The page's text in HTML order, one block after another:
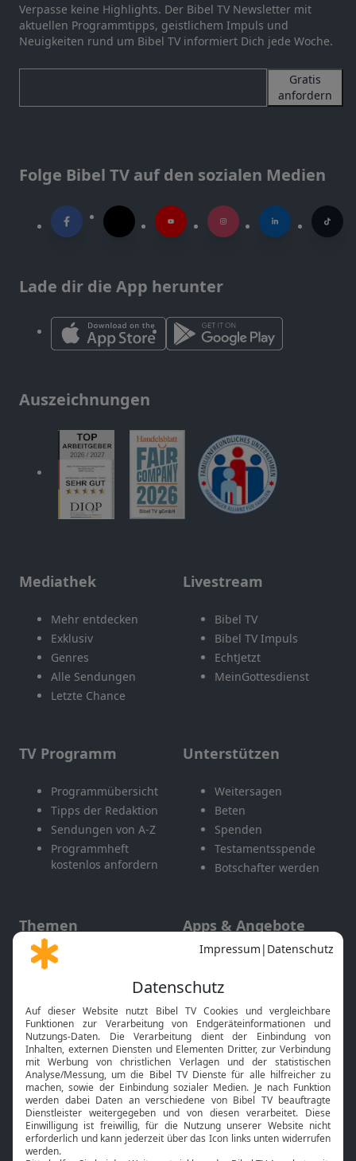
Verpasse keine Highlights. Der Bibel TV Newsletter mit
aktuellen Programmtipps, geistlichem Impuls und
Neuigkeiten rund um Bibel TV informiert Dich jede Woche.
Gratis
anfordern
Folge Bibel TV auf den sozialen Medien
Lade dir die App herunter
Auszeichnungen
Mediathek
Mehr entdecken
Exklusiv
Genres
Alle Sendungen
Letzte Chance
Livestream
Bibel TV
Bibel TV Impuls
EchtJetzt
MeinGottesdienst
TV Programm
Programmübersicht
Tipps der Redaktion
Sendungen von A-Z
Programmheft
kostenlos anfordern
Unterstützen
Weitersagen
Beten
Spenden
Testamentsspende
Botschafter werden
Themen
Gott und Bibel erklärt
Neuigkeiten
Apps & Angebote
Mobile App
Smart TV
HbbTV
Bibelthek Online-Bibel
Nächster Gottesdienst
Bibel TV Service